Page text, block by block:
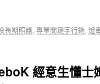
長期照護, 專業關鍵字行銷, 燈
經意生懂士